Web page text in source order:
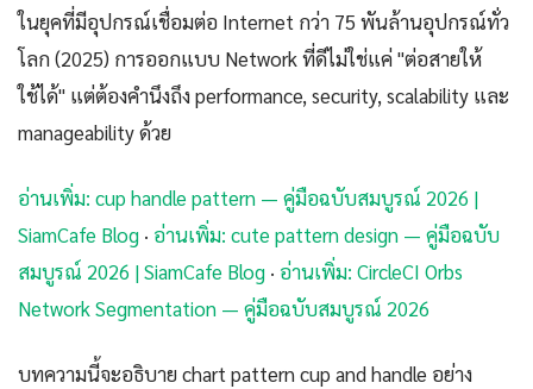
ในยุคที่มีอุปกรณ์เชื่อมต่อ Internet กว่า 75 พันล้านอุปกรณ์ทั่ว
โลก (2025) การออกแบบ Network ที่ดีไม่ใช่แค่ "ต่อสายให้
ใช้ได้" แต่ต้องคำนึงถึง performance, security, scalability และ
manageability ด้วย
อ่านเพิ่ม: cup handle pattern — คู่มือฉบับสมบูรณ์ 2026 |
SiamCafe Blog · อ่านเพิ่ม: cute pattern design — คู่มือฉบับ
สมบูรณ์ 2026 | SiamCafe Blog · อ่านเพิ่ม: CircleCI Orbs
Network Segmentation — คู่มือฉบับสมบูรณ์ 2026
บทความนี้จะอธิบาย chart pattern cup and handle อย่าง